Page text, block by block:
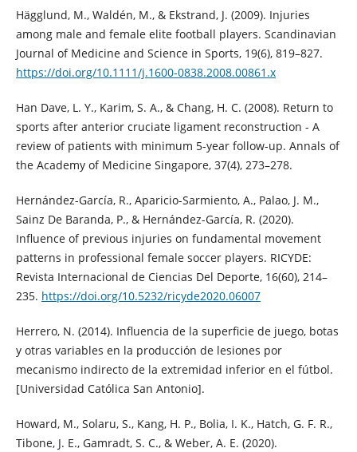
Hägglund, M., Waldén, M., & Ekstrand, J. (2009). Injuries
among male and female elite football players. Scandinavian
Journal of Medicine and Science in Sports, 19(6), 819–827.
https://doi.org/10.1111/j.1600-0838.2008.00861.x
Han Dave, L. Y., Karim, S. A., & Chang, H. C. (2008). Return to
sports after anterior cruciate ligament reconstruction - A
review of patients with minimum 5-year follow-up. Annals of
the Academy of Medicine Singapore, 37(4), 273–278.
Hernández-García, R., Aparicio-Sarmiento, A., Palao, J. M.,
Sainz De Baranda, P., & Hernández-García, R. (2020).
Influence of previous injuries on fundamental movement
patterns in professional female soccer players. RICYDE:
Revista Internacional de Ciencias Del Deporte, 16(60), 214–
235. https://doi.org/10.5232/ricyde2020.06007
Herrero, N. (2014). Influencia de la superficie de juego, botas
y otras variables en la producción de lesiones por
mecanismo indirecto de la extremidad inferior en el fútbol.
[Universidad Católica San Antonio].
Howard, M., Solaru, S., Kang, H. P., Bolia, I. K., Hatch, G. F. R.,
Tibone, J. E., Gamradt, S. C., & Weber, A. E. (2020).